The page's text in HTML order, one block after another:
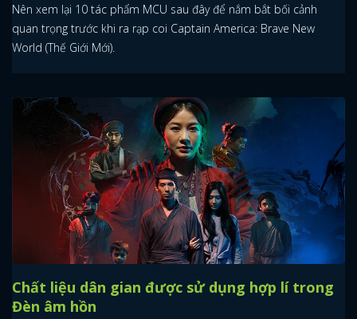
Nên xem lại 10 tác phẩm MCU sau đây để nắm bắt bối cảnh
quan trọng trước khi ra rạp coi Captain America: Brave New
World (Thế Giới Mới).
Chất liệu dân gian được sử dụng hợp lí trong
Đèn âm hồn